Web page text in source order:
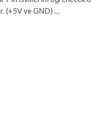
(+5V ve GND) …